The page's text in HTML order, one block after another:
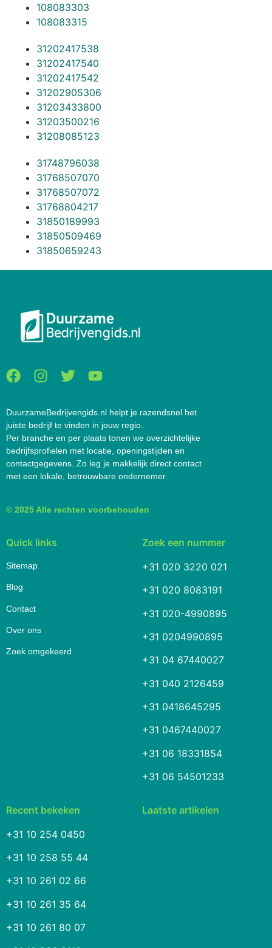
108083303
108083315
31202417538
31202417540
31202417542
31202905306
31203433800
31203500216
31208085123
31748796038
31768507070
31768507072
31768804217
31850189993
31850509469
31850659243
DuurzameBedrijvengids.nl helpt je razendsnel het
juiste bedrijf te vinden in jouw regio.
Per branche en per plaats tonen we overzichtelijke
bedrijfsprofielen met locatie, openingstijden en
contactgegevens. Zo leg je makkelijk direct contact
met een lokale, betrouwbare ondernemer.
© 2025 Alle rechten voorbehouden
Quick links
Sitemap
Blog
Contact
Over ons
Zoek omgekeerd
Zoek een nummer
+31 020 3220 021
+31 020 8083191
+31 020-4990895
+31 0204990895
+31 04 67440027
+31 040 2126459
+31 0418645295
+31 0467440027
+31 06 18331854
+31 06 54501233
Recent bekeken
+31 10 254 0450
+31 10 258 55 44
+31 10 261 02 66
+31 10 261 35 64
+31 10 261 80 07
Laatste artikelen